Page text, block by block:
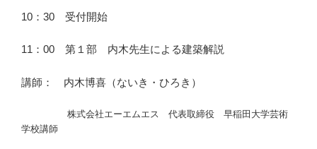
10：30 受付開始
11：00 第１部 内木先生による建築解説
講師： 内木博喜（ないき・ひろき）
株式会社エーエムエス 代表取締役 早稲田大学芸術
学校講師